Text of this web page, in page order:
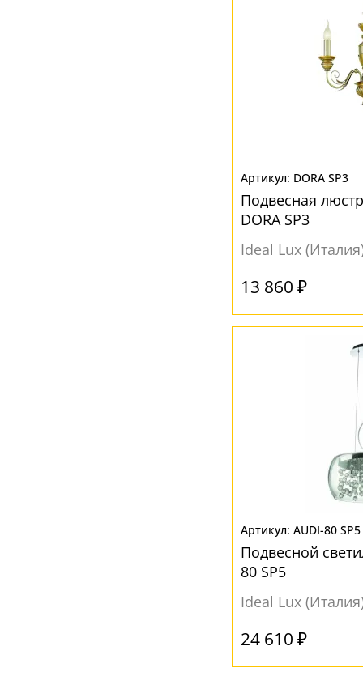
DORA SP3
Подвесная
DORA SP3
Ideal Lux
13 860 ₽
AUDI-80 SP5
Подвесной
80 SP5
Ideal Lux
24 610 ₽